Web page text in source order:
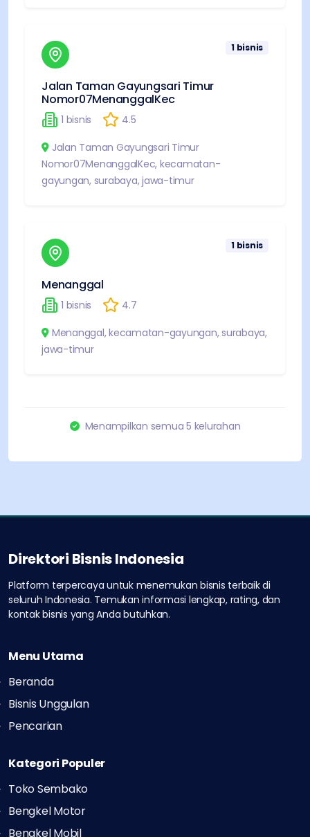
1 bisnis
Jalan Taman Gayungsari Timur
Nomor07MenanggalKec
1 bisnis 4.5
Jalan Taman Gayungsari Timur
Nomor07MenanggalKec, kecamatan-
gayungan, surabaya,jawa-timur
1 bisnis
Menanggal
1 bisnis 4.7
Menanggal,kecamatan-gayungan, surabaya,
jawa-timur
Menampilkan semua 5 kelurahan
Direktori Bisnis Indonesia
Platform terpercaya untuk menemukan bisnis terbaik di
seluruh Indonesia. Temukan informasi lengkap, rating, dan
kontak bisnis yang Anda butuhkan.
Menu Utama
Beranda
Bisnis Unggulan
Pencarian
Kategori Populer
Toko Sembako
Bengkel Motor
Bengkel Mobil